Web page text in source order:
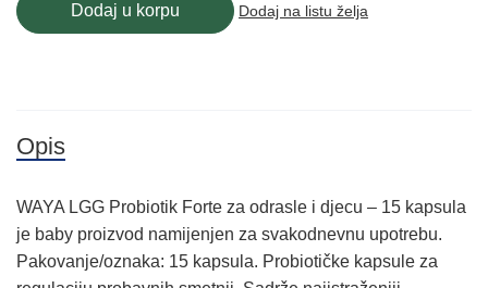
Dodaj u korpu Dodaj na listu želja
Opis
WAYA LGG Probiotik Forte za odrasle i djecu – 15 kapsula
je baby proizvod namijenjen za svakodnevnu upotrebu.
Pakovanje/oznaka: 15 kapsula. Probiotičke kapsule za